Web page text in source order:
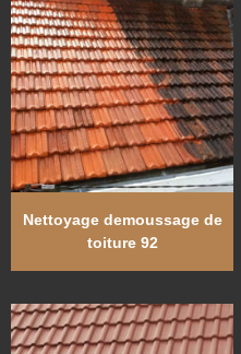
Nettoyage demoussage de
toiture 92